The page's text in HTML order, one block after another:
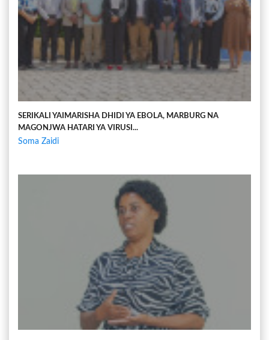
SERIKALI YAIMARISHA DHIDI YA EBOLA, MARBURG NA
MAGONJWA HATARI YA VIRUSI...
Soma Zaidi